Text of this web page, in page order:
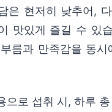
은 현저히 낮추어,
맛있게 즐길 수 있
름과 만족감을 동시
으로 섭취 시, 하루